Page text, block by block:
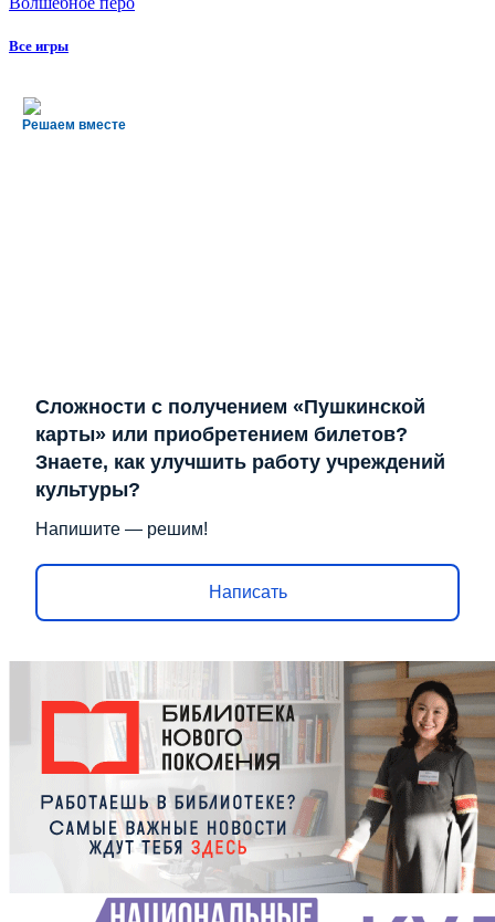
Все игры
Решаем вместе
Сложности с получением «Пушкинской
карты» или приобретением билетов?
Знаете, как улучшить работу учреждений
культуры?
Напишите — решим!
Написать